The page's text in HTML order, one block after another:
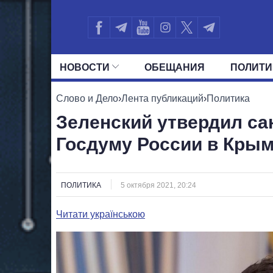
НОВОСТИ ОБЕЩАНИЯ
ВСЕ ПОЛИТИКИ ПРЕЗИДЕНТ И
Слово и Дело›Лента публикаций›Политика
Зеленский утвердил
Госдуму России в
ПОЛИТИКА 5 октября 2021, 20:24
Читати українською